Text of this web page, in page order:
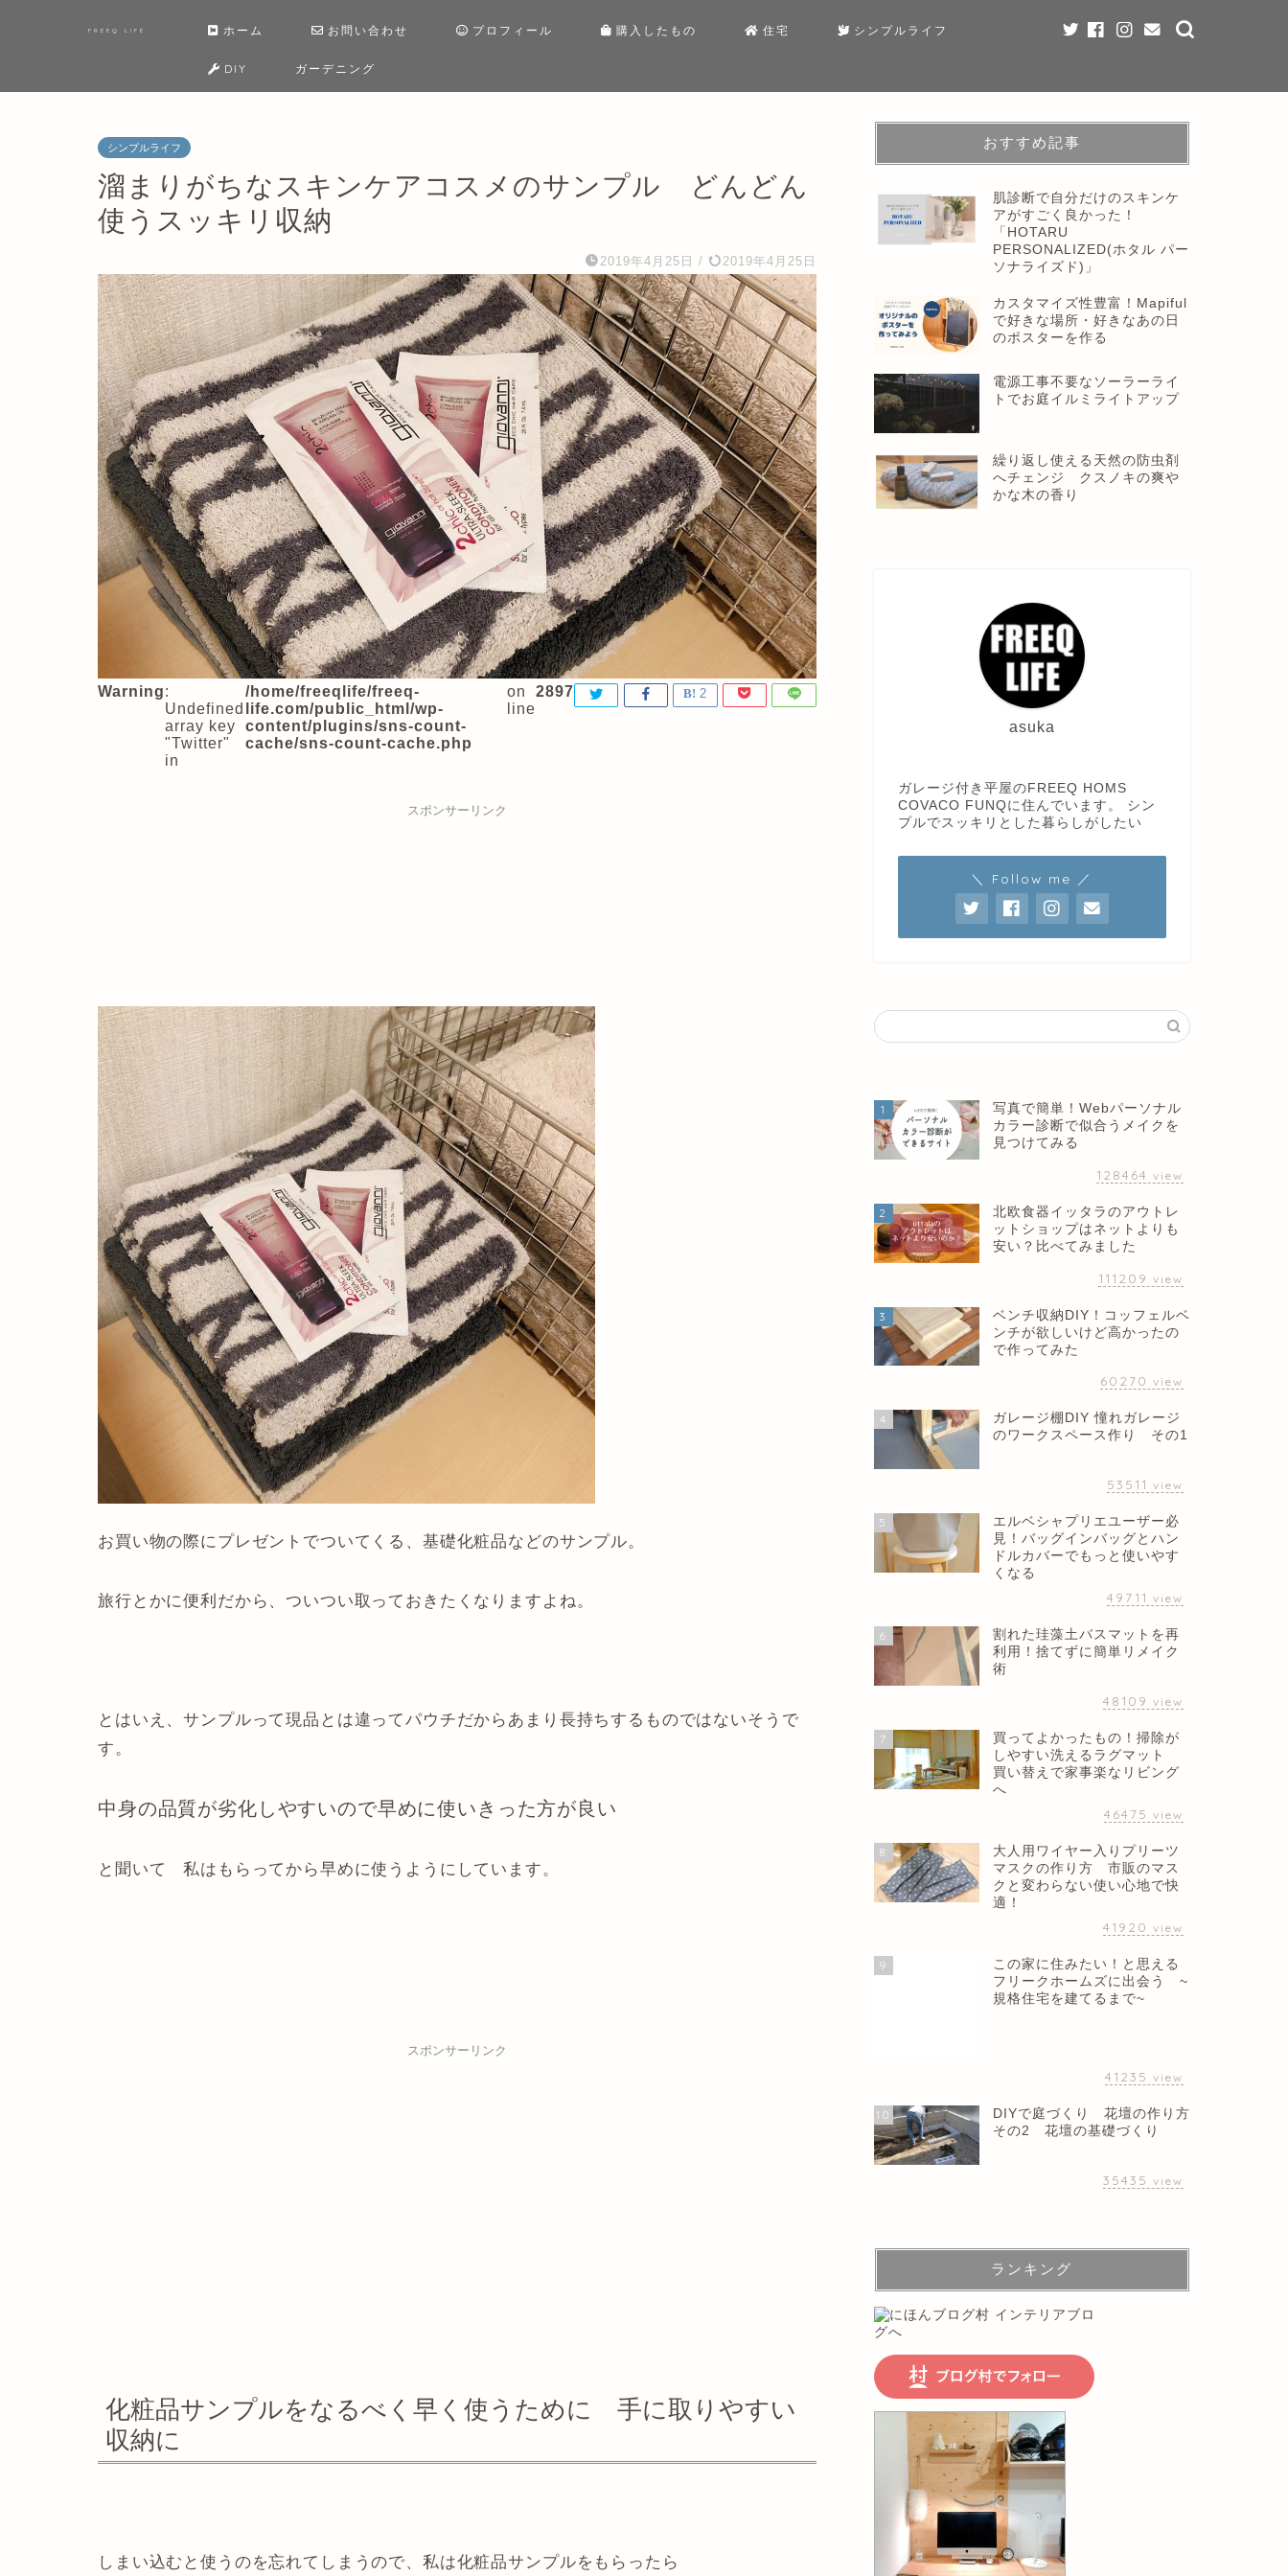
FREEQ LIFE ホーム お問い合わせ プロフィール 購入したもの 住宅 シンプルライフ
DIY ガーデニング
シンプルライフ
溜まりがちなスキンケアコスメのサンプル どんどん
使うスッキリ収納
2019年4月25日 / 2019年4月25日
Warning:
Undefined
array key
"Twitter"
in
/home/freeqlife/freeq-
life.com/public_html/wp-
content/plugins/sns-count-
cache/sns-count-cache.php
on
line
2897 2
スポンサーリンク
お買い物の際にプレゼントでついてくる、基礎化粧品などのサンプル。
旅行とかに便利だから、ついつい取っておきたくなりますよね。
とはいえ、サンプルって現品とは違ってパウチだからあまり長持ちするものではないそうで
す。
中身の品質が劣化しやすいので早めに使いきった方が良い
と聞いて 私はもらってから早めに使うようにしています。
スポンサーリンク
化粧品サンプルをなるべく早く使うために 手に取りやすい
収納に
しまい込むと使うのを忘れてしまうので、私は化粧品サンプルをもらったら
おすすめ記事
肌診断で自分だけのスキンケ
アがすごく良かった！
「HOTARU
PERSONALIZED(ホタル パー
ソナライズド)」
カスタマイズ性豊富！Mapiful
で好きな場所・好きなあの日
のポスターを作る
電源工事不要なソーラーライ
トでお庭イルミライトアップ
繰り返し使える天然の防虫剤
へチェンジ クスノキの爽や
かな木の香り
asuka
ガレージ付き平屋のFREEQ HOMS
COVACO FUNQに住んでいます。 シン
プルでスッキリとした暮らしがしたい
＼ Follow me ／
1
写真で簡単！Webパーソナル
カラー診断で似合うメイクを
見つけてみる
128464 view
2
北欧食器イッタラのアウトレ
ットショップはネットよりも
安い？比べてみました
111209 view
3
ベンチ収納DIY！コッフェルベ
ンチが欲しいけど高かったの
で作ってみた
60270 view
4
ガレージ棚DIY 憧れガレージ
のワークスペース作り その1
53511 view
5
エルベシャプリエユーザー必
見！バッグインバッグとハン
ドルカバーでもっと使いやす
くなる
49711 view
6
割れた珪藻土バスマットを再
利用！捨てずに簡単リメイク
術
48109 view
7
買ってよかったもの！掃除が
しやすい洗えるラグマット
買い替えで家事楽なリビング
へ
46475 view
8
大人用ワイヤー入りプリーツ
マスクの作り方 市販のマス
クと変わらない使い心地で快
適！
41920 view
9
この家に住みたい！と思える
フリークホームズに出会う ~
規格住宅を建てるまで~
41235 view
10
DIYで庭づくり 花壇の作り方
その2 花壇の基礎づくり
35435 view
ランキング